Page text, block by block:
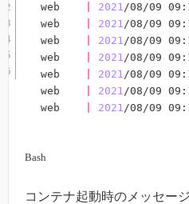
web
2021/08/09
web
2021/08/09
web
2021/08/09
web
2021/08/09
web
2021/08/09
web
2021/08/09
web
2021/08/09
Bash
コンテナ起動時のメッセー